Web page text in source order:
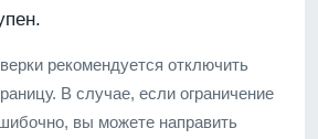
рекомендуется отключить
В случае, если ограничение
вы можете направить